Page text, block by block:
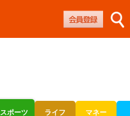
スポーツ ライフ マネー